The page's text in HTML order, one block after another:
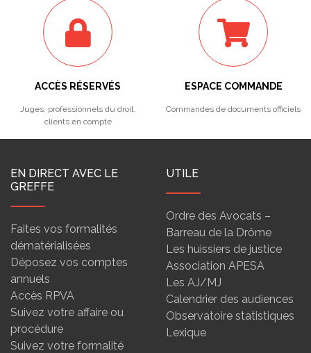
ACCÈS RÉSERVÉS
Juges, professionnels du droit,
clients en compte
ESPACE COMMANDE
Commandes de documents officiels
EN DIRECT AVEC LE
GREFFE
Faites vos formalités
dématérialisées
Déposez vos comptes
annuels
Accès RPVA
Suivez votre affaire ou
procédure
Suivez votre formalité
UTILE
Ordre des Avocats –
Barreau de la Drôme
Les huissiers de justice
Association APESA
Les AJ/MJ
Calendrier des audiences
Observatoire statistiques
Lexique